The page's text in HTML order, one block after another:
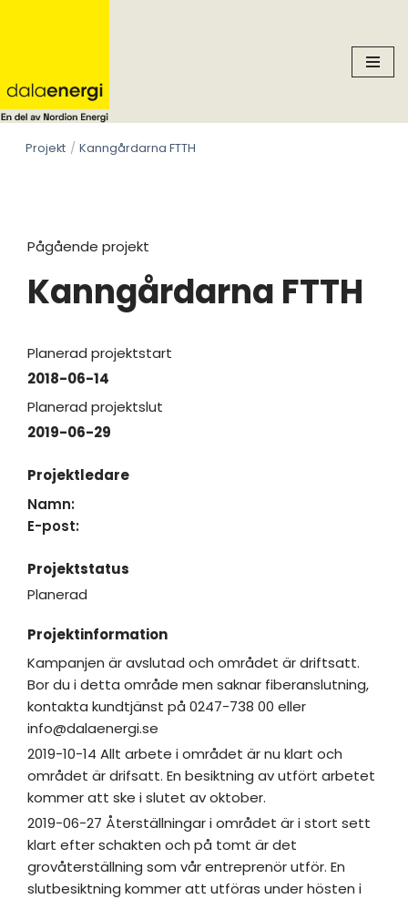
content
Projekt Kanngårdarna FTTH
Pågående projekt
Kanngårdarna FTTH
Planerad projektstart
2018-06-14
Planerad projektslut
2019-06-29
Projektledare
Namn:
E-post:
Projektstatus
Planerad
Projektinformation
Kampanjen är avslutad och området är driftsatt.
Bor du i detta område men saknar fiberanslutning,
kontakta kundtjänst på 0247-738 00 eller
info@dalaenergi.se
2019-10-14 Allt arbete i området är nu klart och
området är drifsatt. En besiktning av utfört arbetet
kommer att ske i slutet av oktober.
2019-06-27 Återställningar i området är i stort sett
klart efter schakten och på tomt är det
grovåterställning som vår entreprenör utför. En
slutbesiktning kommer att utföras under hösten i